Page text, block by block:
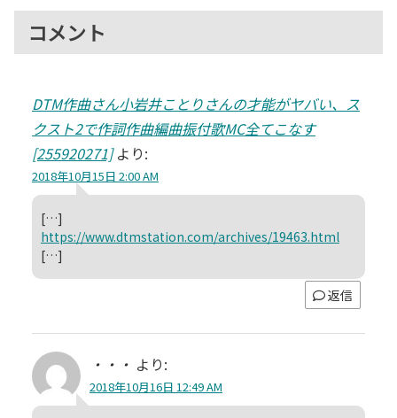
コメント
DTM作曲さん小岩井ことりさんの才能がヤバい、ス
クスト2で作詞作曲編曲振付歌MC全てこなす
[255920271] より:
2018年10月15日 2:00 AM
[…]
https://www.dtmstation.com/archives/19463.html
[…]
返信
・・・ より:
2018年10月16日 12:49 AM